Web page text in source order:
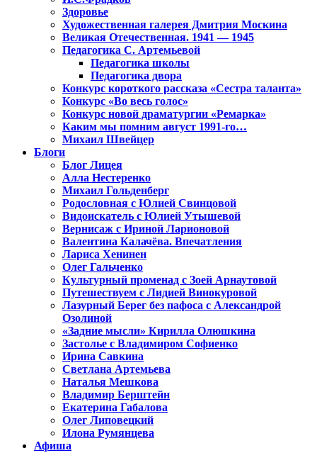
Здоровье
Художественная галерея Дмитрия Москина
Великая Отечественная. 1941 — 1945
Педагогика С. Артемьевой
Педагогика школы
Педагогика двора
Конкурс короткого рассказа «Сестра таланта»
Конкурс «Во весь голос»
Конкурс новой драматургии «Ремарка»
Каким мы помним август 1991-го…
Михаил Швейцер
Блоги
Блог Лицея
Алла Нестеренко
Михаил Гольденберг
Родословная с Юлией Свинцовой
Видоискатель с Юлией Утышевой
Вернисаж с Ириной Ларионовой
Валентина Калачёва. Впечатления
Лариса Хенинен
Олег Гальченко
Культурный променад с Зоей Арнаутовой
Путешествуем с Лидией Винокуровой
Лазурный Берег без пафоса с Александрой
Озолиной
«Задние мысли» Кирилла Олюшкина
Застолье с Владимиром Софиенко
Ирина Савкина
Светлана Артемьева
Наталья Мешкова
Владимир Берштейн
Екатерина Габалова
Олег Липовецкий
Илона Румянцева
Афиша